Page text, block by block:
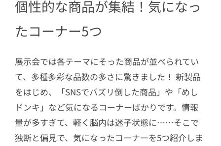
2あると便利なドンキのアイテム
個性的な商品が集結！気になっ
たコーナー5つ
展示会では各テーマにそった商品が並べられてい
て、多種多彩な品数の多さに驚きました！ 新製品
をはじめ、「SNSでバズリ倒した商品」や「めし
ドンキ」など気になるコーナーばかりです。情報
量が多すぎて、軽く脳内は迷子状態に……そこで
独断と偏見で、気になったコーナーを5つ紹介しま